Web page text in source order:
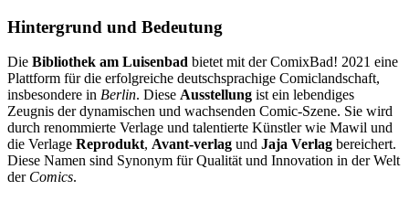
Hintergrund und Bedeutung
Die Bibliothek am Luisenbad bietet mit der ComixBad! 2021 eine
Plattform für die erfolgreiche deutschsprachige Comiclandschaft,
insbesondere in Berlin. Diese Ausstellung ist ein lebendiges
Zeugnis der dynamischen und wachsenden Comic-Szene. Sie wird
durch renommierte Verlage und talentierte Künstler wie Mawil und
die Verlage Reprodukt, Avant-verlag und Jaja Verlag bereichert.
Diese Namen sind Synonym für Qualität und Innovation in der Welt
der Comics.